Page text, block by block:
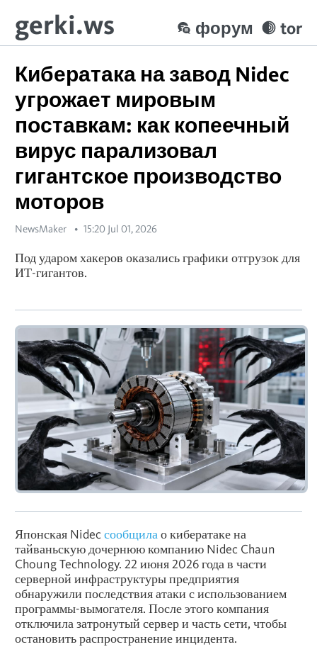
gerki.ws tor
форум
Кибератака на завод Nidec
угрожает мировым
поставкам: как копеечный
вирус парализовал
гигантское производство
моторов
NewsMaker 15:20 Jul 01, 2026
Под ударом хакеров оказались графики отгрузок для
ИТ-гигантов.
Японская Nidec сообщила о кибератаке на
тайваньскую дочернюю компанию Nidec Chaun
Choung Technology. 22 июня 2026 года в части
серверной инфраструктуры предприятия
обнаружили последствия атаки с использованием
программы-вымогателя. После этого компания
отключила затронутый сервер и часть сети, чтобы
остановить распространение инцидента.